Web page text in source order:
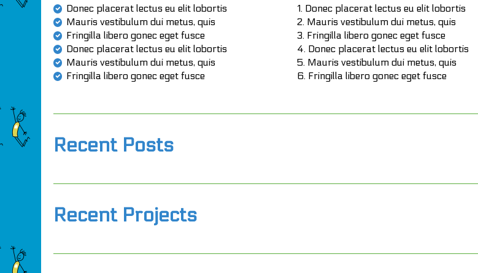
Donec placerat lectus eu elit lobortis
Mauris vestibulum dui metus, quis
Fringilla libero gonec eget fusce
Donec placerat lectus eu elit lobortis
Mauris vestibulum dui metus, quis
Fringilla libero gonec eget fusce
Donec placerat lectus eu elit lobortis
Mauris vestibulum dui metus, quis
Fringilla libero gonec eget fusce
Donec placerat lectus eu elit lobortis
Mauris vestibulum dui metus, quis
Fringilla libero gonec eget fusce
Recent Posts
Recent Projects